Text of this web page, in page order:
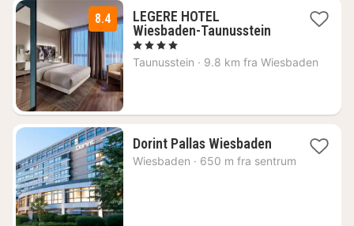
8.4
LEGERE HOTEL
Wiesbaden-Taunusstein2
fra
, 4 Stjerner
Taunusstein · 9.8 km fra Wiesbaden
Dorint Pallas Wiesbaden1
natt
Wiesbaden · 650 m fra sentrum